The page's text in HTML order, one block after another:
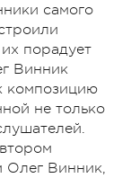
самого
порадует
Винник
композицию
не только
Олег Винник,